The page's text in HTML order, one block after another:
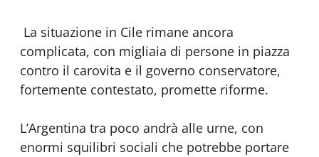
La situazione in Cile rimane ancora
complicata, con migliaia di persone in piazza
contro il carovita e il governo conservatore,
fortemente contestato, promette riforme.
L’Argentina tra poco andrà alle urne, con
enormi squilibri sociali che potrebbe portare